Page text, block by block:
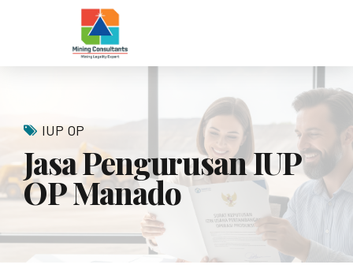
IUP OP
Jasa Pengurusan IUP
OP Manado